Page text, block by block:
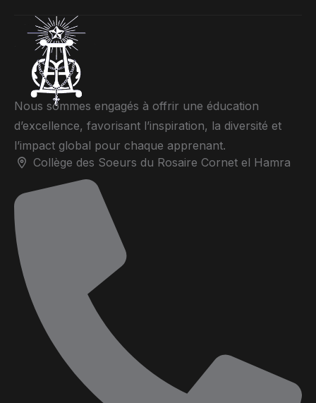
Nous sommes engagés à offrir une éducation
d’excellence, favorisant l’inspiration, la diversité et
l’impact global pour chaque apprenant.
Collège des Soeurs du Rosaire Cornet el Hamra